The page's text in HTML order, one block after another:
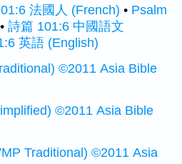
法國人 (French) • Psalm
• 詩篇 101:6 中國語文
英語 (English)
©2011 Asia Bible
©2011 Asia Bible
Traditional) ©2011 Asia